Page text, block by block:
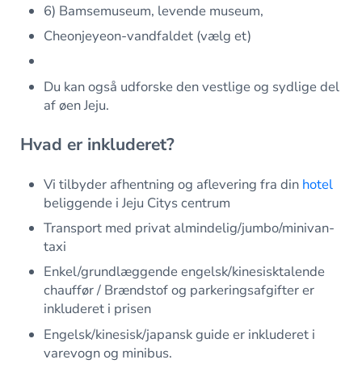
6) Bamsemuseum, levende museum,
Cheonjeyeon-vandfaldet (vælg et)
Du kan også udforske den vestlige og sydlige del
af øen Jeju.
Hvad er inkluderet?
Vi tilbyder afhentning og aflevering fra din hotel
beliggende i Jeju Citys centrum
Transport med privat almindelig/jumbo/minivan-
taxi
Enkel/grundlæggende engelsk/kinesisktalende
chauffør / Brændstof og parkeringsafgifter er
inkluderet i prisen
Engelsk/kinesisk/japansk guide er inkluderet i
varevogn og minibus.